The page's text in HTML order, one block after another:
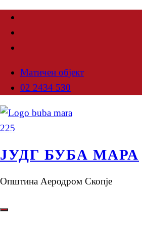
Матичен објект
02 2434 530
ЈУДГ БУБА МАРА
Општина Аеродром Скопје